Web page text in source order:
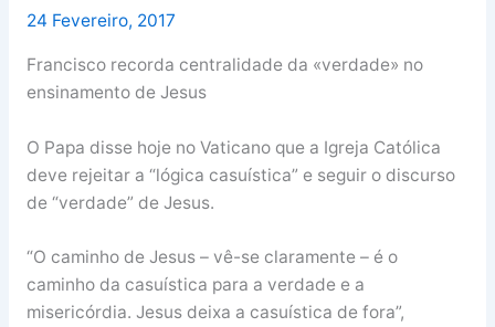
24 Fevereiro, 2017
Francisco recorda centralidade da «verdade» no
ensinamento de Jesus
O Papa disse hoje no Vaticano que a Igreja Católica
deve rejeitar a “lógica casuística” e seguir o discurso
de “verdade” de Jesus.
“O caminho de Jesus – vê-se claramente – é o
caminho da casuística para a verdade e a
misericórdia. Jesus deixa a casuística de fora”,